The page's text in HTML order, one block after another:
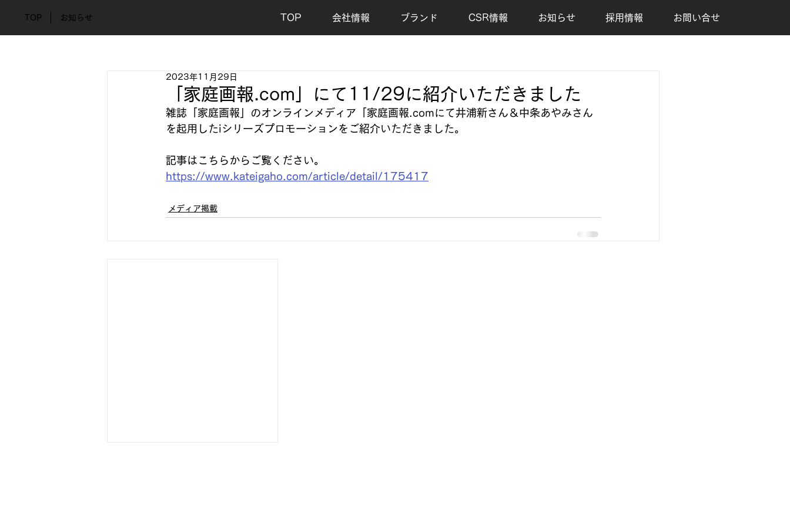
TOP 会社情報 ブランド CSR情報 お知らせ 採用情報 お問い合せ
TOP お知らせ
「家庭画報.com」にて11/29に紹介いただきました
2023年11月29日
雑誌「家庭画報」のオンラインメディア「家庭画報.comにて井浦新さん＆中条あやみさん
を起用したiシリーズプロモーションをご紹介いただきました。
記事はこちらからご覧ください。
https://www.kateigaho.com/article/detail/175417
メディア掲載